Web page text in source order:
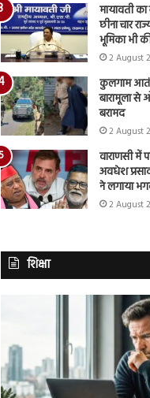
मायावती
छीना चार
भूमिका भी
2 August
कुलगाम
बारामूला से
बरामद
2 August
वाराणसी में
अवधेश
ने लगाया
2 August
शिक्षा